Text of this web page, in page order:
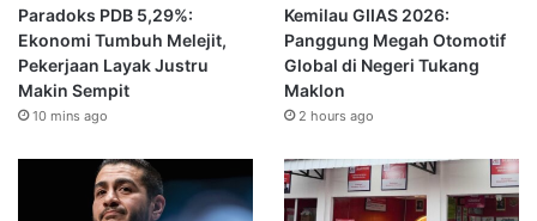
Paradoks PDB 5,29%:
Ekonomi Tumbuh Melejit,
Pekerjaan Layak Justru
Makin Sempit
10 mins ago
Kemilau GIIAS 2026:
Panggung Megah Otomotif
Global di Negeri Tukang
Maklon
2 hours ago